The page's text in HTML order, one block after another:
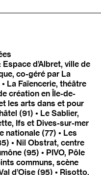
d’Albret, ville de
co-géré par La
La Faïencerie, théâtre
création en Île-de-
les arts dans et pour
(91) • Le Sablier,
Ifs et Dives-sur-mer
nationale (77) • Les
• Nil Obstrat, centre
(95) • PIVO, Pôle
communs, scène
d’Oise (95) • Risotto,